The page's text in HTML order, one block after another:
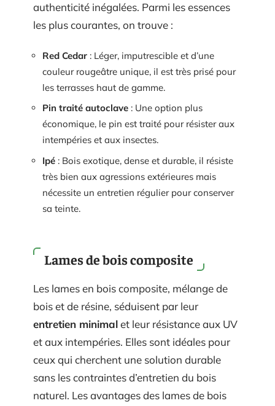
authenticité inégalées. Parmi les essences
les plus courantes, on trouve :
Red Cedar : Léger, imputrescible et d’une
couleur rougeâtre unique, il est très prisé pour
les terrasses haut de gamme.
Pin traité autoclave : Une option plus
économique, le pin est traité pour résister aux
intempéries et aux insectes.
Ipé : Bois exotique, dense et durable, il résiste
très bien aux agressions extérieures mais
nécessite un entretien régulier pour conserver
sa teinte.
Lames de bois composite
Les lames en bois composite, mélange de
bois et de résine, séduisent par leur
entretien minimalet leur résistance aux UV
et aux intempéries. Elles sont idéales pour
ceux qui cherchent une solution durable
sans les contraintes d’entretien du bois
naturel. Les avantages des lames de bois